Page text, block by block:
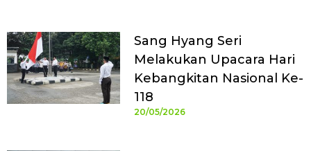
Sang Hyang Seri
Melakukan Upacara Hari
Kebangkitan Nasional Ke-
118
20/05/2026